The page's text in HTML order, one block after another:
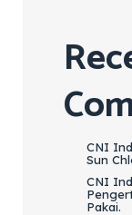
CNI
Sun
CNI
Pakai.